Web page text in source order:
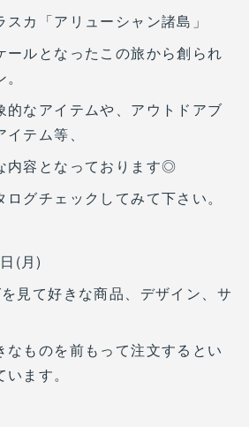
カ「アリューシャン諸島」
ールとなったこの旅から創られ
的なアイテムや、アウトドアブ
テム等、
内容となっております◎
グチェックしてみて下さい。
(月)
見て好きな商品、デザイン、サ
なものを前もって注文するとい
ます。